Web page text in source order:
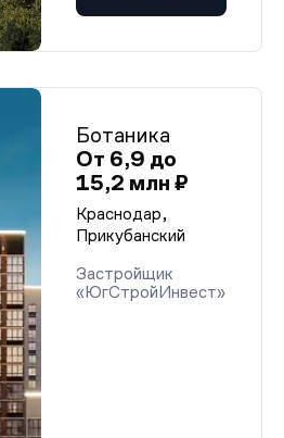
Ботаника
От 6,9 до
15,2 млн ₽
Краснодар,
Прикубанский
Застройщик
«ЮгСтройИнвест»